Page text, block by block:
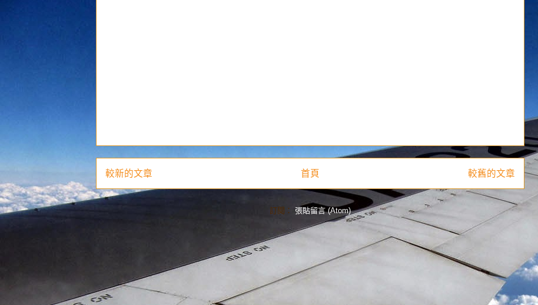
較新的文章 較舊的文章
首頁
訂閱： 張貼留言 (Atom)